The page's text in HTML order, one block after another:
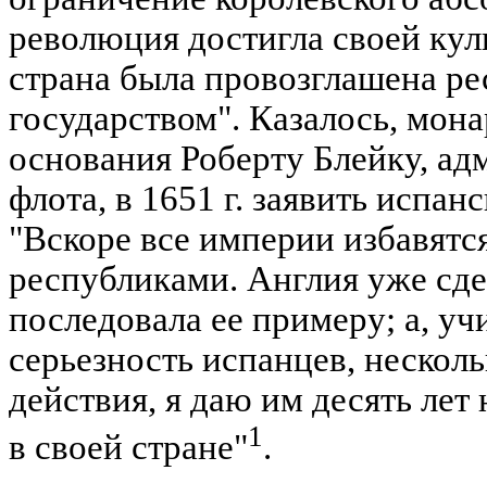
революция достигла своей
страна была провозглашена
государством". Казалось,
основания Роберту Блейку,
флота, в 1651 г. заявить
"Вскоре все империи
республиками. Англия уже
последовала ее примеру; а,
серьезность испанцев,
действия, я даю им десять
в своей стране"1 .